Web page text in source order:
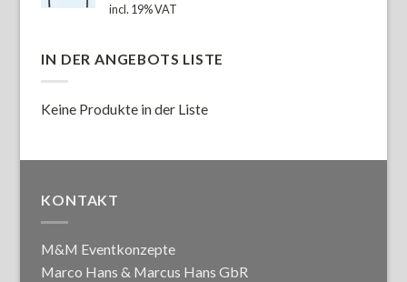
incl. 19% VAT
IN DER ANGEBOTS LISTE
Keine Produkte in der Liste
KONTAKT
M&M Eventkonzepte
Marco Hans & Marcus Hans GbR